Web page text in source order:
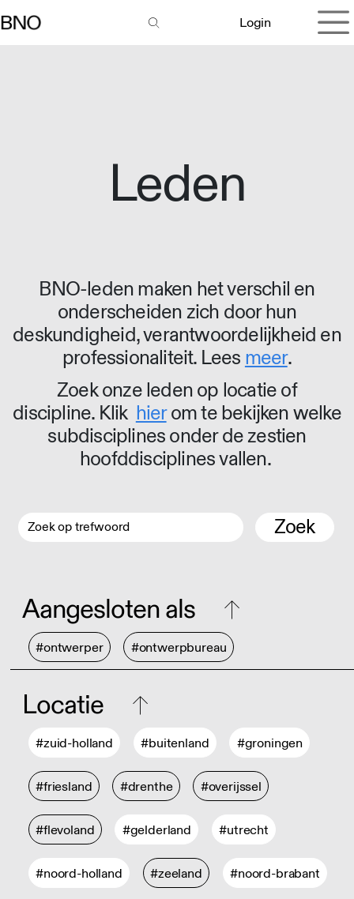
Login
Leden
BNO-leden maken het verschil en
onderscheiden zich door hun
deskundigheid, verantwoordelijkheid en
professionaliteit. Lees meer.
Zoek onze leden op locatie of
discipline. Klik hierom te bekijken welke
subdisciplines onder de zestien
hoofddisciplines vallen.
Zoek
Aangesloten als
#ontwerper #ontwerpbureau
Locatie
#zuid-holland #buitenland #groningen
#friesland #drenthe #overijssel
#flevoland #gelderland #utrecht
#noord-holland #zeeland #noord-brabant